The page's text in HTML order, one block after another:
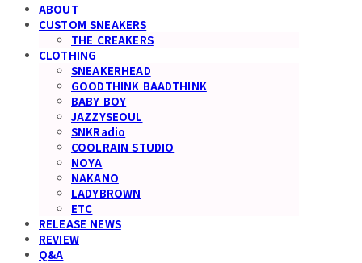
ABOUT
CUSTOM SNEAKERS
THE CREAKERS
CLOTHING
SNEAKERHEAD
GOODTHINK BAADTHINK
BABY BOY
JAZZYSEOUL
SNKRadio
COOLRAIN STUDIO
NOYA
NAKANO
LADYBROWN
ETC
RELEASE NEWS
REVIEW
Q&A